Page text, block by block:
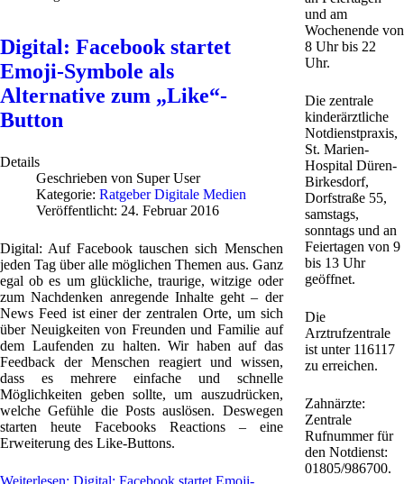
Digital: Facebook startet
Emoji-Symbole als
Alternative zum „Like“-
Button
Details
Geschrieben von Super User
Kategorie: Ratgeber Digitale Medien
Veröffentlicht: 24. Februar 2016
Digital: Auf Facebook tauschen sich Menschen
jeden Tag über alle möglichen Themen aus. Ganz
egal ob es um glückliche, traurige, witzige oder
zum Nachdenken anregende Inhalte geht – der
News Feed ist einer der zentralen Orte, um sich
über Neuigkeiten von Freunden und Familie auf
dem Laufenden zu halten. Wir haben auf das
Feedback der Menschen reagiert und wissen,
dass es mehrere einfache und schnelle
Möglichkeiten geben sollte, um auszudrücken,
welche Gefühle die Posts auslösen. Deswegen
starten heute Facebooks Reactions – eine
Erweiterung des Like-Buttons.
und am
Wochenende von
8 Uhr bis 22
Uhr.
Die zentrale
kinderärztliche
Notdienstpraxis,
St. Marien-
Hospital Düren-
Birkesdorf,
Dorfstraße 55,
samstags,
sonntags und an
Feiertagen von 9
bis 13 Uhr
geöffnet.
Die
Arztrufzentrale
ist unter 116117
zu erreichen.
Zahnärzte:
Zentrale
Rufnummer für
den Notdienst:
01805/986700.